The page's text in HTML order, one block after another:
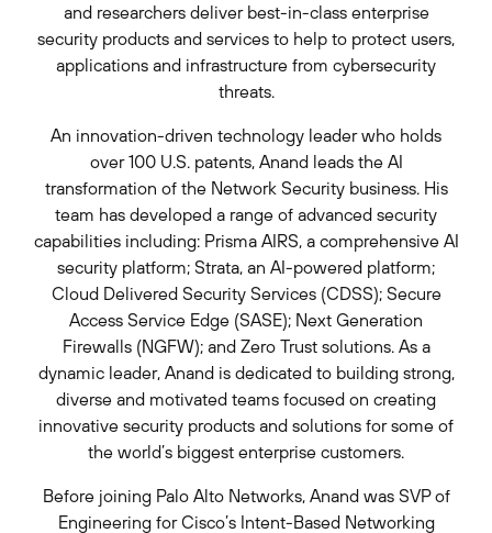
and researchers deliver best-in-class enterprise
security products and services to help to protect users,
applications and infrastructure from cybersecurity
threats.
An innovation-driven technology leader who holds
over 100 U.S. patents, Anand leads the AI
transformation of the Network Security business. His
team has developed a range of advanced security
capabilities including: Prisma AIRS, a comprehensive AI
security platform; Strata, an AI-powered platform;
Cloud Delivered Security Services (CDSS); Secure
Access Service Edge (SASE); Next Generation
Firewalls (NGFW); and Zero Trust solutions. As a
dynamic leader, Anand is dedicated to building strong,
diverse and motivated teams focused on creating
innovative security products and solutions for some of
the world’s biggest enterprise customers.
Before joining Palo Alto Networks, Anand was SVP of
Engineering for Cisco’s Intent-Based Networking